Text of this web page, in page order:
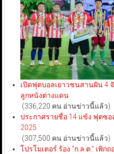
เปิดฟุตบอลเยาวชนสานฝัน 4
ลูกหนังต่างแดน
(336,220 คน อ่านข่าวนี้แล้ว)
ประกาศรายชื่อ 14 แข้ง ฟุตซ
2025
(307,500 คน อ่านข่าวนี้แล้ว)
โปรโมเตอร์ ร้อง “ก.ล.ต.” เพิ